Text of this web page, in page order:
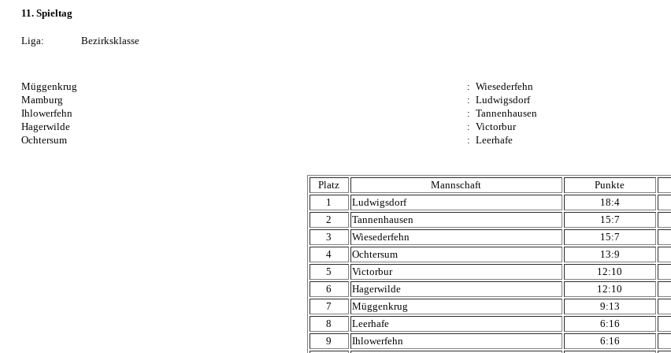
11. Spieltag
Liga: Bezirksklasse
Müggenkrug : Wiesederfehn
Mamburg
: Ludwigsdorf
Ihlowerfehn
: Tannenhausen
Hagerwilde
: Victorbur
Ochtersum
: Leerhafe
Platz Mannschaft Punkte
1
Ludwigsdorf 18:4
2
Tannenhausen 15:7
3
Wiesederfehn 15:7
4
Ochtersum 13:9
5
Victorbur 12:10
6
Hagerwilde 12:10
7
Müggenkrug 9:13
8
Leerhafe 6:16
9
Ihlowerfehn 6:16